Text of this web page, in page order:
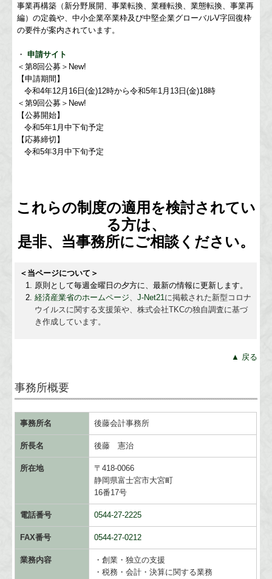
事業再構築（新分野展開、事業転換、業種転換、業態転換、事業再
編）の定義や、中小企業卒業枠及び中堅企業グローバルV字回復枠
の要件が案内されています。
・申請サイト
＜第8回公募＞ New!
【申請期間】
令和4年12月16日(金)12時から令和5年1月13日(金)18時
＜第9回公募＞ New!
【公募開始】
令和5年1月中下旬予定
【応募締切】
令和5年3月中下旬予定
これらの制度の適用を検討されてい
る方は、
是非、当事務所にご相談ください。
＜当ページについて＞
原則として毎週金曜日の夕方に、最新の情報に更新します。
経済産業省のホームページ、J-Net21に掲載された新型コロナ
ウイルスに関する支援策や、株式会社TKCの独自調査に基づ
き作成しています。
▲ 戻る
事務所概要
事務所名 後藤会計事務所
所長名 後藤 憲治
所在地
〒418-0066
静岡県富士宮市大宮町
16番17号
電話番号 0544-27-2225
FAX番号 0544-27-0212
業務内容
・創業・独立の支援
・税務・会計・決算に関する業務